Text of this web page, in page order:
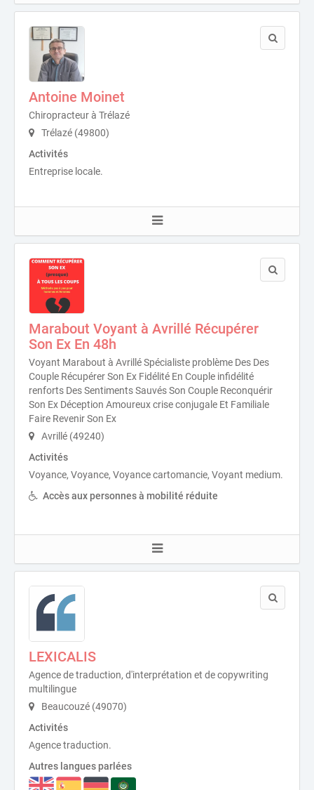
Antoine Moinet
Chiropracteur à Trélazé
Trélazé (49800)
Activités
Entreprise locale.
Marabout Voyant à Avrillé Récupérer
Son Ex En 48h
Voyant Marabout à Avrillé Spécialiste problème Des Des
Couple Récupérer Son Ex Fidélité En Couple infidélité
renforts Des Sentiments Sauvés Son Couple Reconquérir
Son Ex Déception Amoureux crise conjugale Et Familiale
Faire Revenir Son Ex
Avrillé (49240)
Activités
Voyance, Voyance, Voyance cartomancie, Voyant medium.
Accès aux personnes à mobilité réduite
LEXICALIS
Agence de traduction, d'interprétation et de copywriting
multilingue
Beaucouzé (49070)
Activités
Agence traduction.
Autres langues parlées